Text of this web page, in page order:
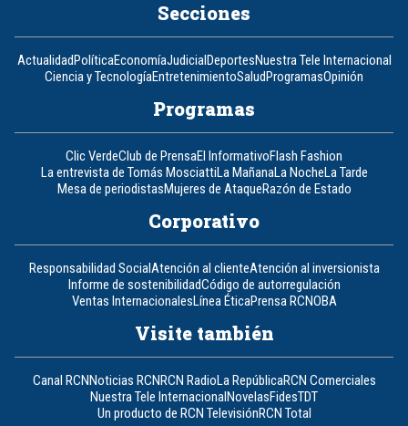
Secciones
ActualidadPolíticaEconomíaJudicialDeportesNuestra Tele Internacional
Ciencia y TecnologíaEntretenimientoSaludProgramasOpinión
Programas
Clic VerdeClub de PrensaEl InformativoFlash Fashion
La entrevista de Tomás MosciattiLa MañanaLa NocheLa Tarde
Mesa de periodistasMujeres de AtaqueRazón de Estado
Corporativo
Responsabilidad SocialAtención al clienteAtención al inversionista
Informe de sostenibilidadCódigo de autorregulación
Ventas InternacionalesLínea ÉticaPrensa RCNOBA
Visite también
Canal RCNNoticias RCNRCN RadioLa RepúblicaRCN Comerciales
Nuestra Tele InternacionalNovelasFidesTDT
Un producto de RCN TelevisiónRCN Total